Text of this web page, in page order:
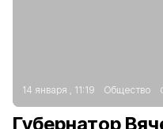
14 января , 11:19 Общество
Губернатор